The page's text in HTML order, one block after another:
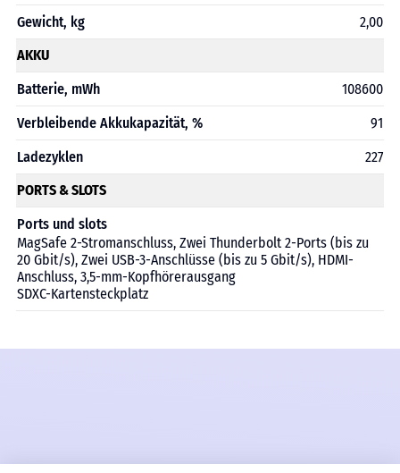
Gewicht, kg
2,00
AKKU
Batterie, mWh
108600
Verbleibende Akkukapazität, %
91
Ladezyklen
227
PORTS & SLOTS
Ports und slots
MagSafe 2-Stromanschluss, Zwei Thunderbolt 2-Ports (bis zu
20 Gbit/s), Zwei USB-3-Anschlüsse (bis zu 5 Gbit/s), HDMI-
Anschluss, 3,5-mm-Kopfhörerausgang
SDXC-Kartensteckplatz